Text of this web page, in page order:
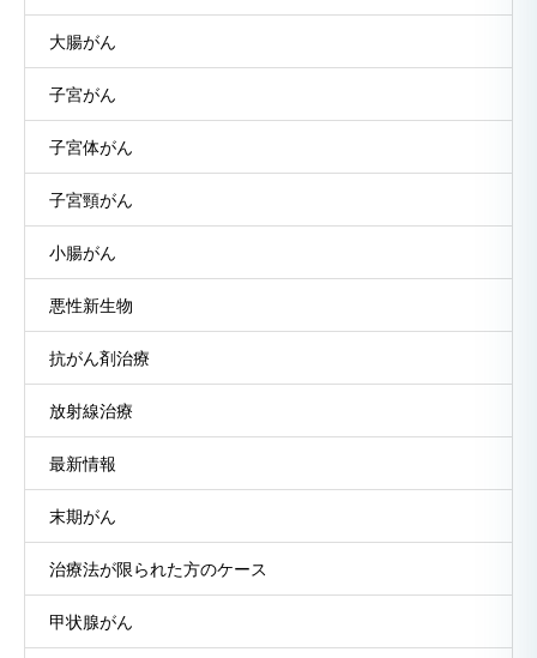
大腸がん
子宮がん
子宮体がん
子宮頸がん
小腸がん
悪性新生物
抗がん剤治療
放射線治療
最新情報
末期がん
治療法が限られた方のケース
甲状腺がん